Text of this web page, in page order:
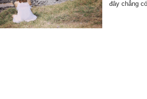
đây chẳng